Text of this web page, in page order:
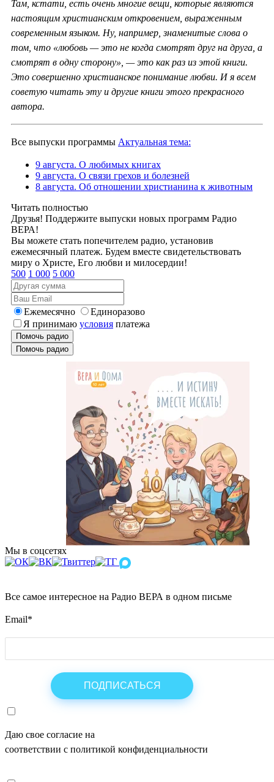
Там, кстати, есть очень многие вещи, которые являются
настоящим христианским откровением, выраженным
современным языком. Ну, например, знаменитые слова о
том, что «любовь — это не когда смотрят друг на друга, а
смотрят в одну сторону», — это как раз из этой книги.
Это совершенно христианское понимание любви. И я всем
советую читать эту и другие книги этого прекрасного
автора.
Все выпуски программы Актуальная тема:
9 августа. О любимых книгах
9 августа. О связи грехов и болезней
8 августа. Об отношении христианина к животным
Читать полностью
Друзья! Поддержите выпуски новых программ Радио
ВЕРА!
Вы можете стать попечителем радио, установив
ежемесячный платеж. Будем вместе свидетельствовать
миру о Христе, Его любви и милосердии!
500 1 000 5 000
Ежемесячно
Единоразово
Я принимаю условия платежа
Помочь радио
Помочь радио
Мы в соцсетях
Все самое интересное на Радио ВЕРА в одном письме
Email*
Даю свое согласие на
соответствии с политикой конфиденциальности